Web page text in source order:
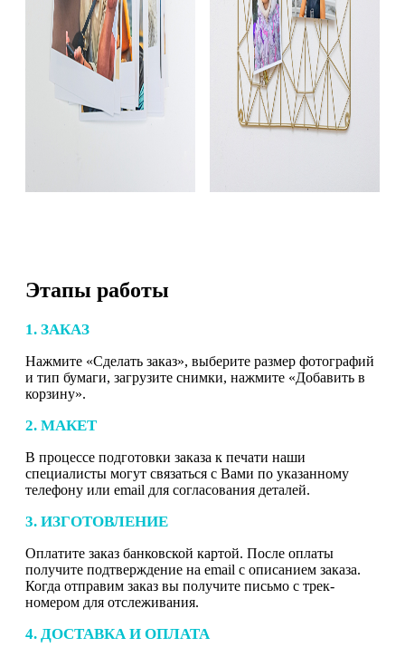
Этапы работы
1. ЗАКАЗ
Нажмите «Сделать заказ», выберите размер фотографий
и тип бумаги, загрузите снимки, нажмите «Добавить в
корзину».
2. МАКЕТ
В процессе подготовки заказа к печати наши
специалисты могут связаться с Вами по указанному
телефону или email для согласования деталей.
3. ИЗГОТОВЛЕНИЕ
Оплатите заказ банковской картой. После оплаты
получите подтверждение на email с описанием заказа.
Когда отправим заказ вы получите письмо с трек-
номером для отслеживания.
4. ДОСТАВКА И ОПЛАТА